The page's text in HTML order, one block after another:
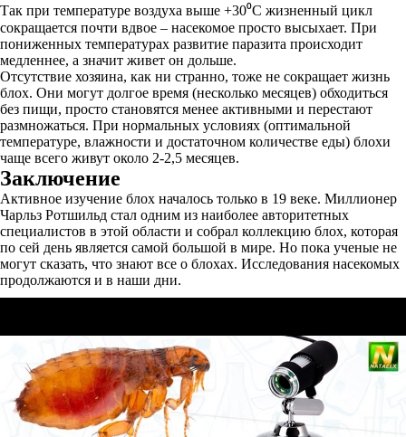
Так при температуре воздуха выше +30⁰С жизненный цикл
сокращается почти вдвое – насекомое просто высыхает. При
пониженных температурах развитие паразита происходит
медленнее, а значит живет он дольше.
Отсутствие хозяина, как ни странно, тоже не сокращает жизнь
блох. Они могут долгое время (несколько месяцев) обходиться
без пищи, просто становятся менее активными и перестают
размножаться. При нормальных условиях (оптимальной
температуре, влажности и достаточном количестве еды) блохи
чаще всего живут около 2-2,5 месяцев.
Заключение
Активное изучение блох началось только в 19 веке. Миллионер
Чарльз Ротшильд стал одним из наиболее авторитетных
специалистов в этой области и собрал коллекцию блох, которая
по сей день является самой большой в мире. Но пока ученые не
могут сказать, что знают все о блохах. Исследования насекомых
продолжаются и в наши дни.